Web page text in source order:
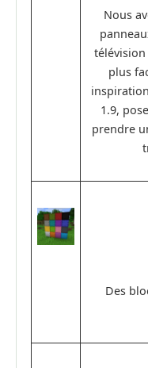
Nous
plus
1.9,
prendre
Des